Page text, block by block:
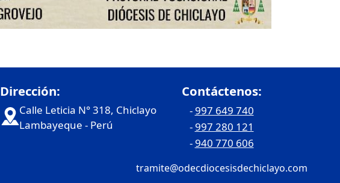
Dirección:
Calle Leticia N° 318, Chiclayo
Lambayeque - Perú
Contáctenos:
-997 649 740
-997 280 121
-940 770 606
tramite@odecdiocesisdechiclayo.com